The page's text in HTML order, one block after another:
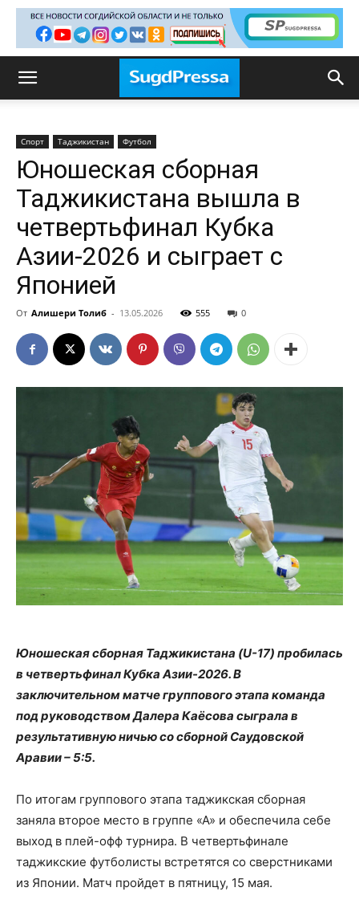
Спорт Таджикистан Футбол
Юношеская сборная
Таджикистана вышла в
четвертьфинал Кубка
Азии-2026 и сыграет с
Японией
От Алишери Толиб - 13.05.2026 555 0
Юношеская сборная Таджикистана (U-17) пробилась
в четвертьфинал Кубка Азии-2026. В
заключительном матче группового этапа команда
под руководством Далера Каёсова сыграла в
результативную ничью со сборной Саудовской
Аравии – 5:5.
По итогам группового этапа таджикская сборная
заняла второе место в группе «А» и обеспечила себе
выход в плей-офф турнира. В четвертьфинале
таджикские футболисты встретятся со сверстниками
из Японии. Матч пройдет в пятницу, 15 мая.